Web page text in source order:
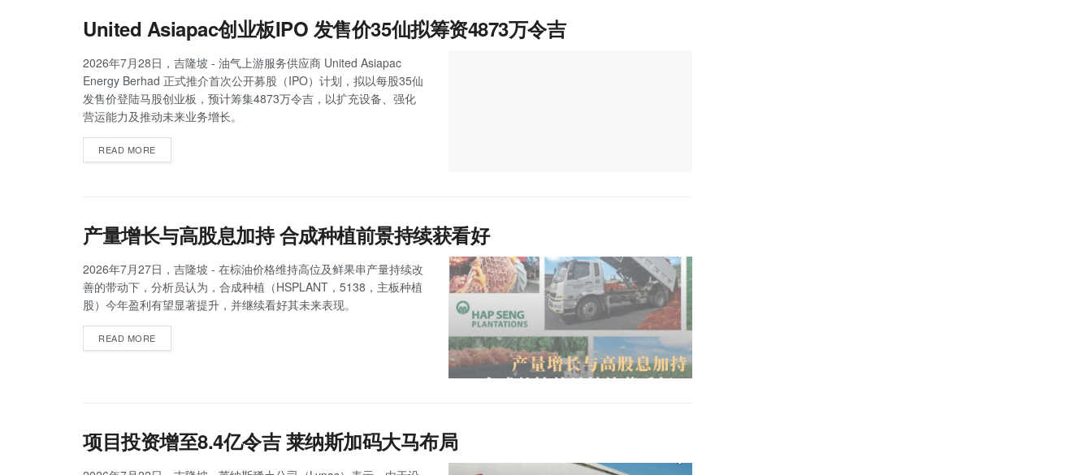
United Asiapac创业板IPO 发售价35仙拟筹资4873万令吉
2026年7月28日，吉隆坡 - 油气上游服务供应商 United Asiapac
Energy Berhad 正式推介首次公开募股（IPO）计划，拟以每股35仙
发售价登陆马股创业板，预计筹集4873万令吉，以扩充设备、强化
营运能力及推动未来业务增长。
READ MORE
产量增长与高股息加持 合成种植前景持续获看好
2026年7月27日，吉隆坡 - 在棕油价格维持高位及鲜果串产量持续改
善的带动下，分析员认为，合成种植（HSPLANT，5138，主板种植
股）今年盈利有望显著提升，并继续看好其未来表现。
READ MORE
项目投资增至8.4亿令吉 莱纳斯加码大马布局